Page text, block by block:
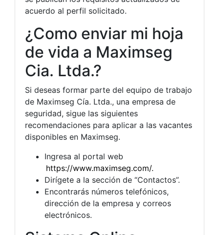
acuerdo al perfil solicitado.
¿Como enviar mi hoja
de vida a Maximseg
Cia. Ltda.?
Si deseas formar parte del equipo de trabajo
de Maximseg Cía. Ltda., una empresa de
seguridad, sigue las siguientes
recomendaciones para aplicar a las vacantes
disponibles en Maximseg.
Ingresa al portal web
https://www.maximseg.com/.
Dirígete a la sección de “Contactos”.
Encontrarás números telefónicos,
dirección de la empresa y correos
electrónicos.